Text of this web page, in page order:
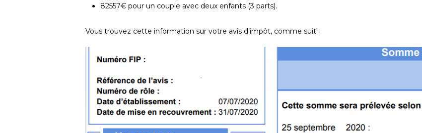
82557€ pour un couple avec deux enfants (3 parts).
Vous trouvez cette information sur votre avis d’impôt, comme suit :